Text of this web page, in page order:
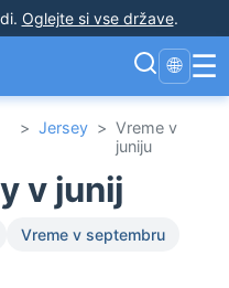
. Oglejte si vse države.
🌐 ☰
> Jersey > Vreme v
juniju
v junij
Vreme v septembru